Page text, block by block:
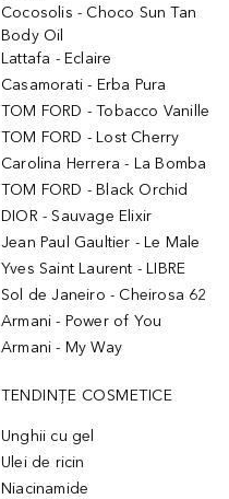
Cocosolis - Choco Sun Tan
Body Oil
Lattafa - Eclaire
Casamorati - Erba Pura
TOM FORD - Tobacco Vanille
TOM FORD - Lost Cherry
Carolina Herrera - La Bomba
TOM FORD - Black Orchid
DIOR - Sauvage Elixir
Jean Paul Gaultier - Le Male
Yves Saint Laurent - LIBRE
Sol de Janeiro - Cheirosa 62
Armani - Power of You
Armani - My Way
TENDINȚE COSMETICE
Unghii cu gel
Ulei de ricin
Niacinamide